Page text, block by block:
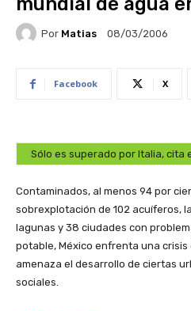
Por Matias 08/03/2006
Facebook X
Sólo es superado por Italia, cita
Contaminados, al menos 94 por
sobrexplotación de 102 acuíferos,
lagunas y 38 ciudades con
potable, México enfrenta una
amenaza el desarrollo de ciertas
sociales.